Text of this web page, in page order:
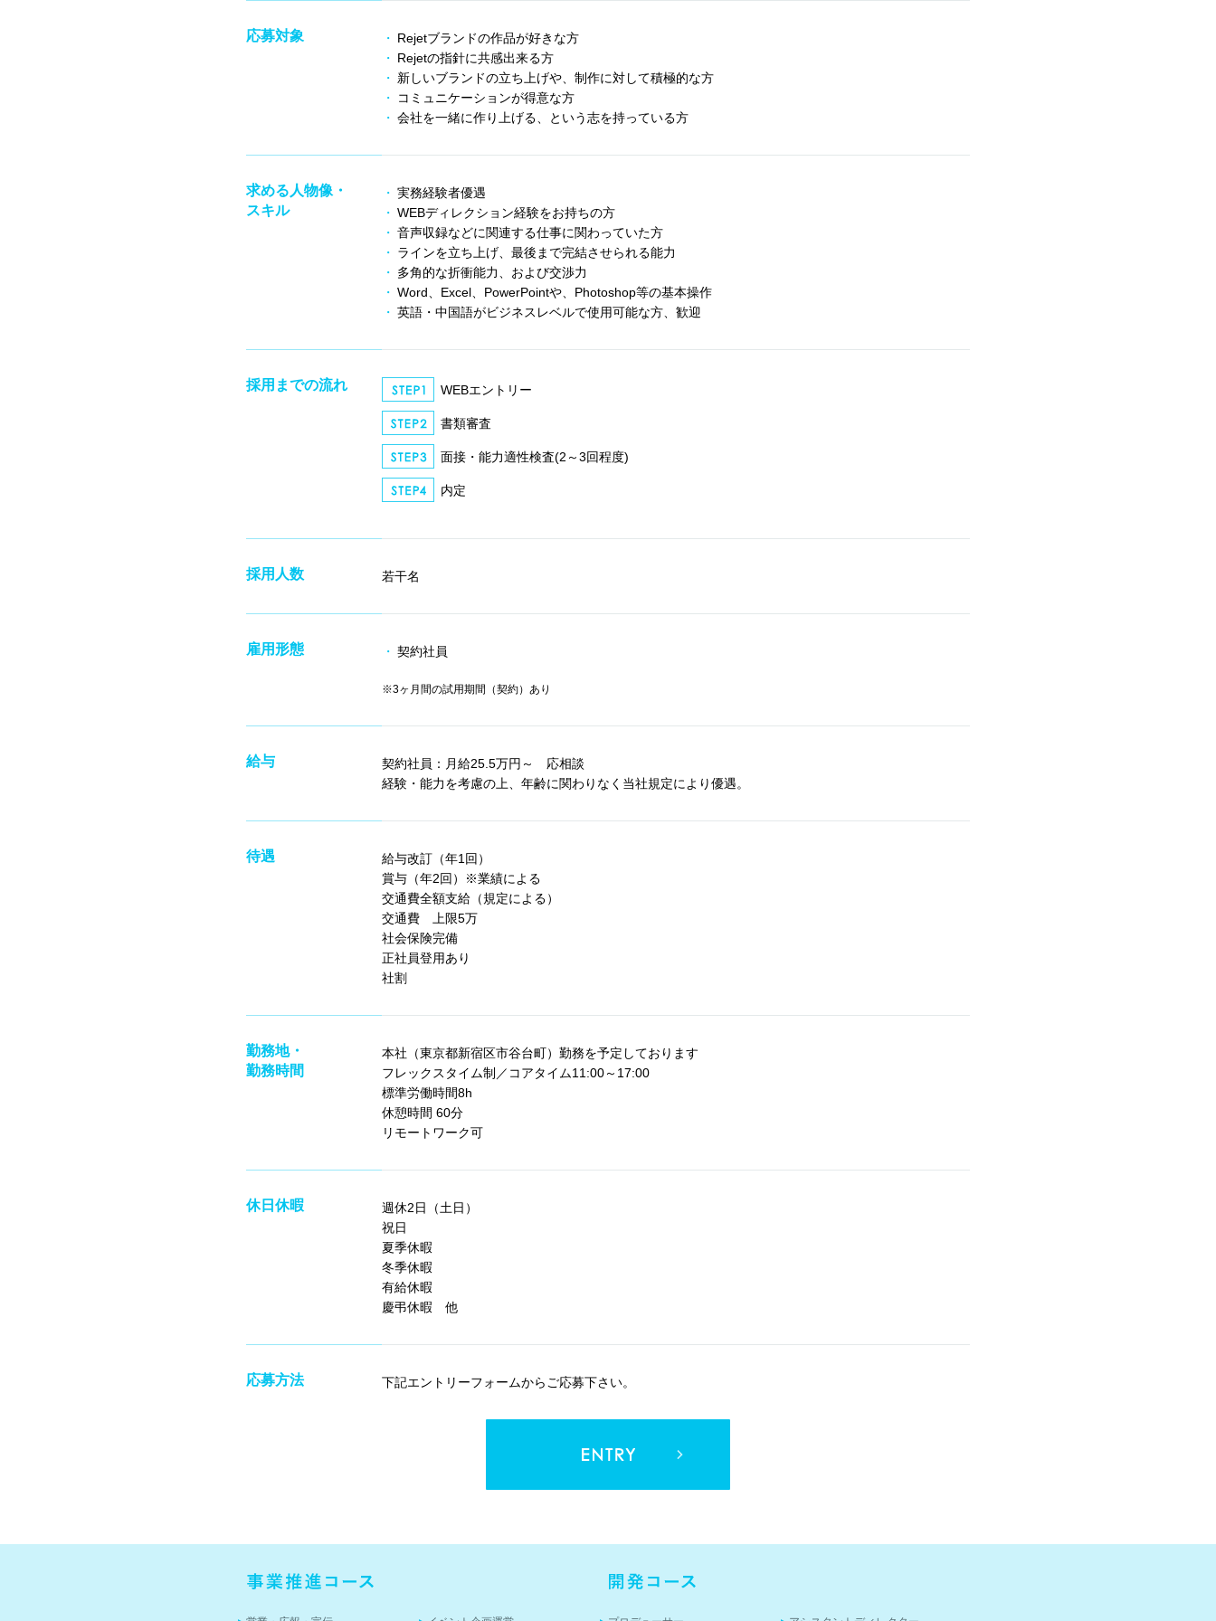
応募対象
Rejetブランドの作品が好きな方
Rejetの指針に共感出来る方
新しいブランドの立ち上げや、制作に対して積極的な方
コミュニケーションが得意な方
会社を一緒に作り上げる、という志を持っている方
求める人物像・
スキル
実務経験者優遇
WEBディレクション経験をお持ちの方
音声収録などに関連する仕事に関わっていた方
ラインを立ち上げ、最後まで完結させられる能力
多角的な折衝能力、および交渉力
Word、Excel、PowerPointや、Photoshop等の基本操作
英語・中国語がビジネスレベルで使用可能な方、歓迎
採用までの流れ WEBエントリー
書類審査
面接・能力適性検査(2～3回程度)
内定
採用人数 若干名
雇用形態 契約社員
3ヶ月間の試用期間（契約）あり
給与
契約社員：月給25.5万円～ 応相談
経験・能力を考慮の上、年齢に関わりなく当社規定により優遇。
待遇
給与改訂（年1回）
賞与（年2回）※業績による
交通費全額支給（規定による）
交通費 上限5万
社会保険完備
正社員登用あり
社割
勤務地・
勤務時間
本社（東京都新宿区市谷台町）勤務を予定しております
フレックスタイム制／コアタイム11:00～17:00
標準労働時間8h
休憩時間 60分
リモートワーク可
休日休暇
週休2日（土日）
祝日
夏季休暇
冬季休暇
有給休暇
慶弔休暇 他
応募方法 下記エントリーフォームからご応募下さい。